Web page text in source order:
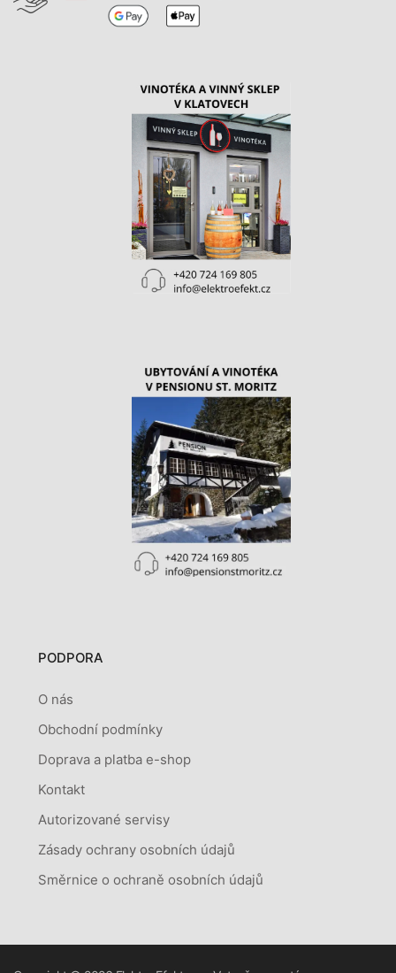
PODPORA
O nás
Obchodní podmínky
Doprava a platba e-shop
Kontakt
Autorizované servisy
Zásady ochrany osobních údajů
Směrnice o ochraně osobních údajů